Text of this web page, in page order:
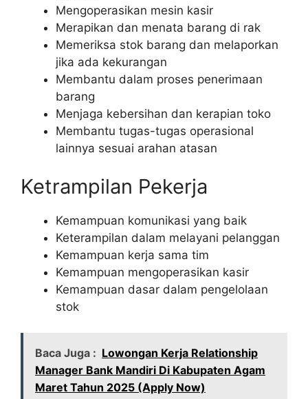
Mengoperasikan mesin kasir
Merapikan dan menata barang di rak
Memeriksa stok barang dan melaporkan
jika ada kekurangan
Membantu dalam proses penerimaan
barang
Menjaga kebersihan dan kerapian toko
Membantu tugas-tugas operasional
lainnya sesuai arahan atasan
Ketrampilan Pekerja
Kemampuan komunikasi yang baik
Keterampilan dalam melayani pelanggan
Kemampuan kerja sama tim
Kemampuan mengoperasikan kasir
Kemampuan dasar dalam pengelolaan
stok
Baca Juga : Lowongan Kerja Relationship
Manager Bank Mandiri Di Kabupaten Agam
Maret Tahun 2025 (Apply Now)